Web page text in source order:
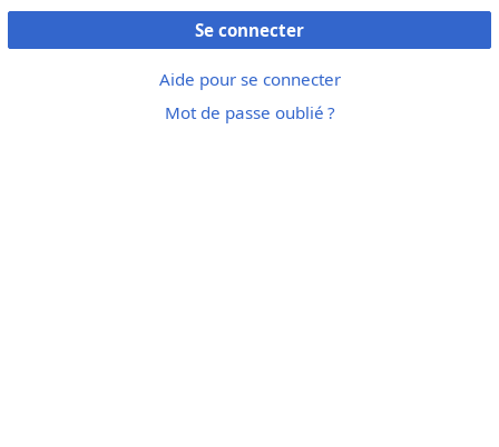
Se connecter
Aide pour se connecter
Mot de passe oublié ?